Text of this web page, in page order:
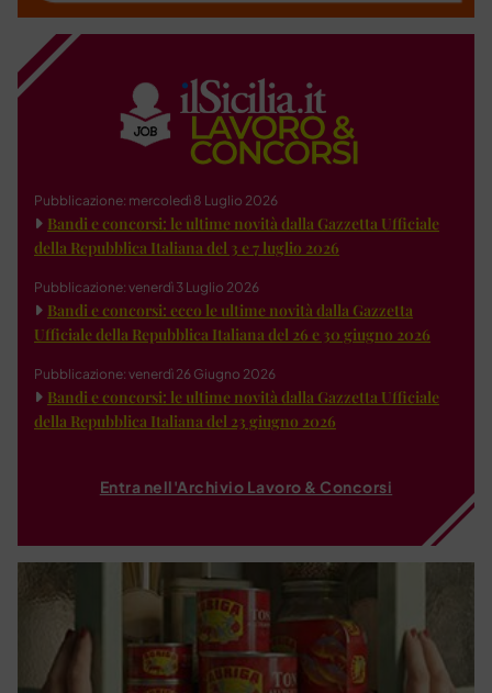
Pubblicazione: mercoledì 8 Luglio 2026
Bandi e concorsi: le ultime novità dalla Gazzetta Ufficiale
della Repubblica Italiana del 3 e 7 luglio 2026
Pubblicazione: venerdì 3 Luglio 2026
Bandi e concorsi: ecco le ultime novità dalla Gazzetta
Ufficiale della Repubblica Italiana del 26 e 30 giugno 2026
Pubblicazione: venerdì 26 Giugno 2026
Bandi e concorsi: le ultime novità dalla Gazzetta Ufficiale
della Repubblica Italiana del 23 giugno 2026
Entra nell'Archivio Lavoro & Concorsi